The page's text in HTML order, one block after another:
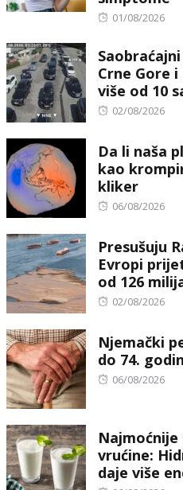
Posted
01/08/2026
Crne Gore
više od 10
Posted
02/08/2026
Da li naša
kao
kliker
Posted
06/08/2026
Presušuju
Evropi
od 126
Posted
02/08/2026
Njemački
do 74.
Posted
06/08/2026
Najmoćnije
vrućine:
daje više